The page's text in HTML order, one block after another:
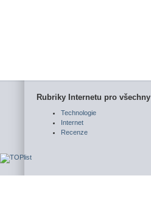
Rubriky Internetu pro všechny
Technologie
Internet
Recenze